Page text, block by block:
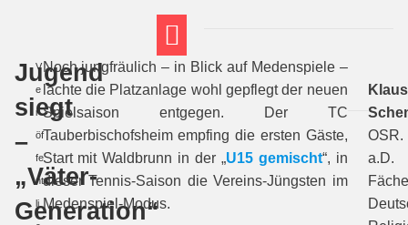
Jugend
siegt
–
„Väter-
Generation“
V
e
r
öf
fe
nt
li
Noch jungfräulich – in Blick auf Medenspiele –
lachte die Platzanlage wohl gepflegt der neuen
Spielsaison entgegen. Der TC
Tauberbischofsheim empfing die ersten Gäste,
Start mit Waldbrunn in der „U15 gemischt“, in
dieser Tennis-Saison die Vereins-Jüngsten im
Medenspiel-Modus.
Klaus
OSR.
a.D.